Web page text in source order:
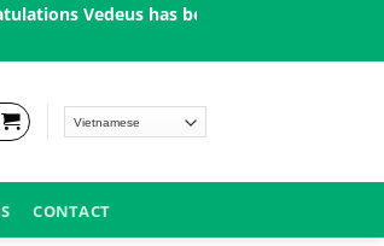
Vedeus has been present in more than
CONTACT